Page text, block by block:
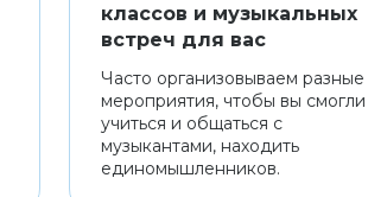
классов и музыкальных
встреч для вас
Часто организовываем разные
мероприятия, чтобы вы смогли
учиться и общаться с
музыкантами, находить
единомышленников.